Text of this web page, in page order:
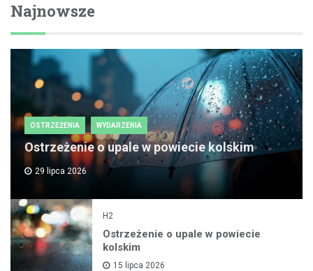
Najnowsze
OSTRZEŻENIA WYDARZENIA
Ostrzeżenie o upale w powiecie kolskim
29 lipca 2026
H2
Ostrzeżenie o upale w powiecie
kolskim
15 lipca 2026